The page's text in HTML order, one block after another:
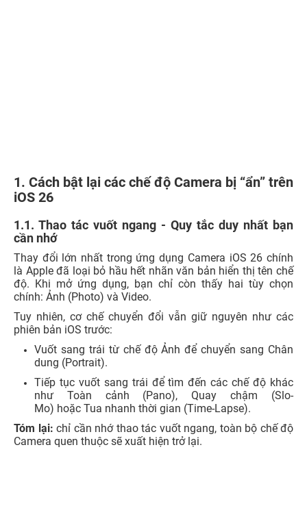
1. Cách bật lại các chế độ Camera bị “ẩn” trên
iOS 26
1.1. Thao tác vuốt ngang - Quy tắc duy nhất bạn
cần nhớ
Thay đổi lớn nhất trong ứng dụng Camera iOS 26 chính
là Apple đã loại bỏ hầu hết nhãn văn bản hiển thị tên chế
độ. Khi mở ứng dụng, bạn chỉ còn thấy hai tùy chọn
chính: Ảnh (Photo) và Video.
Tuy nhiên, cơ chế chuyển đổi vẫn giữ nguyên như các
phiên bản iOS trước:
Vuốt sang trái từ chế độ Ảnh để chuyển sang Chân
dung (Portrait).
Tiếp tục vuốt sang trái để tìm đến các chế độ khác
như Toàn cảnh (Pano), Quay chậm (Slo-
Mo) hoặc Tua nhanh thời gian (Time-Lapse).
Tóm lại: chỉ cần nhớ thao tác vuốt ngang, toàn bộ chế độ
Camera quen thuộc sẽ xuất hiện trở lại.